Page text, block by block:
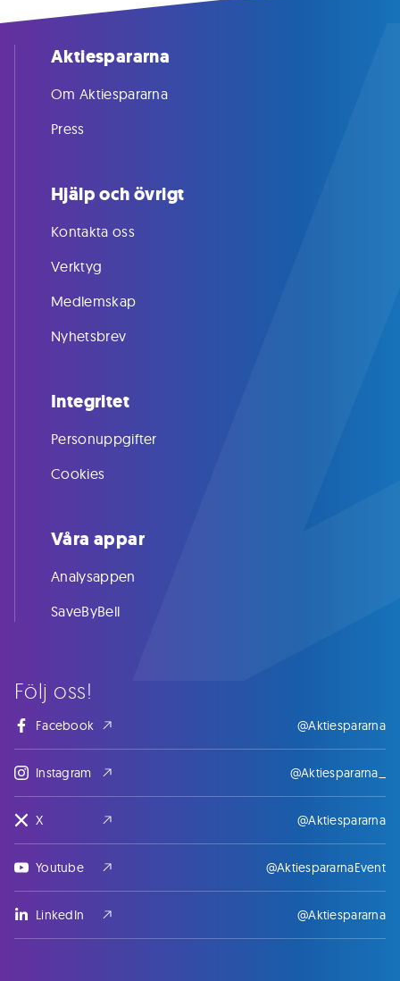
Följ oss!
Facebook @Aktiespararna
Instagram @Aktiespararna_
X @Aktiespararna
Youtube @AktiespararnaEvent
LinkedIn @Aktiespararna
Aktiespararna
Om Aktiespararna
Press
Hjälp och övrigt
Kontakta oss
Verktyg
Medlemskap
Nyhetsbrev
Integritet
Personuppgifter
Cookies
Våra appar
Analysappen
SaveByBell